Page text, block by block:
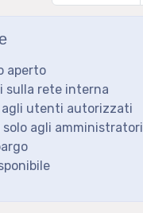
aperto
sulla rete interna
agli utenti autorizzati
agli amministratori